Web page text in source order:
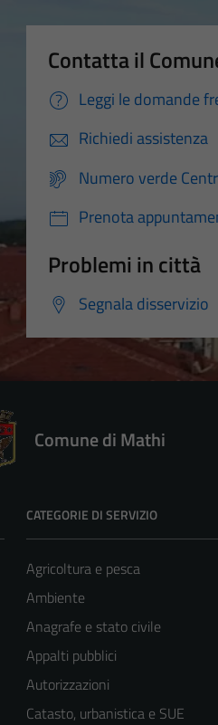
Contatta il
Leggi le domande
Richiedi assistenza
Numero verde
Prenota
Problemi in città
Segnala disservizio
Comune di Mathi
CATEGORIE DI SERVIZIO
Agricoltura e pesca
Ambiente
Anagrafe e stato civile
Appalti pubblici
Autorizzazioni
Catasto, urbanistica e SUE